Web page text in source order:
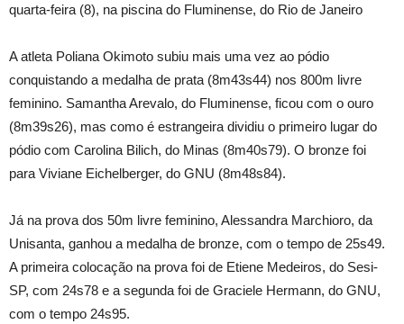
quarta-feira (8), na piscina do Fluminense, do Rio de Janeiro
A atleta Poliana Okimoto subiu mais uma vez ao pódio
conquistando a medalha de prata (8m43s44) nos 800m livre
feminino. Samantha Arevalo, do Fluminense, ficou com o ouro
(8m39s26), mas como é estrangeira dividiu o primeiro lugar do
pódio com Carolina Bilich, do Minas (8m40s79). O bronze foi
para Viviane Eichelberger, do GNU (8m48s84).
Já na prova dos 50m livre feminino, Alessandra Marchioro, da
Unisanta, ganhou a medalha de bronze, com o tempo de 25s49.
A primeira colocação na prova foi de Etiene Medeiros, do Sesi-
SP, com 24s78 e a segunda foi de Graciele Hermann, do GNU,
com o tempo 24s95.